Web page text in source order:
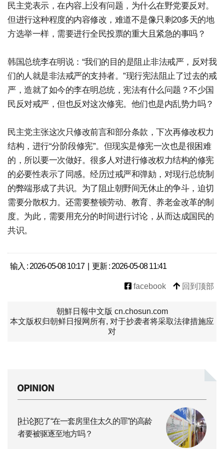
民主党表示，在内容上没有问题，为什么在野党要反对。
但进行这种程度的内容修改，难道不是像只剩20多天的地
方选举一样，需要进行全民投票的重大且紧急的事吗？
韩国总统李在明说：“我们的目的是阻止非法戒严，反对我
们的人就是非法戒严的支持者。”现行宪法阻止了过去的戒
严，造就了如今的李在明总统，宪法有什么问题？不少国
民反对戒严，但也反对这次修宪。他们也是内乱势力吗？
民主党主张这次只修改前言和部分条款，下次再修改权力
结构，进行“分阶段修宪”。但现实是修宪一次也是很困难
的，所以要一次做好。很多人对进行修改权力结构的修宪
的必要性表示了同感。经历过戒严和弹劾，对现行总统制
的弊端形成了共识。为了阻止朝野间无休止的争斗，迫切
需要分散权力。还需要整顿劳动、教育、养老金改革的制
度。为此，需要用充分的时间进行讨论，从而达成国民的
共识。
输入 : 2026-05-08 10:17 | 更新 : 2026-05-08 11:41
facebook 回到顶部
朝鮮日報中文版 cn.chosun.com
本文版权归朝鲜日报网所有, 对于抄袭者将采取法律措施应
对
[社论]犯了“在一套房里住太久的罪”的高龄
者要被驱逐至地方吗？